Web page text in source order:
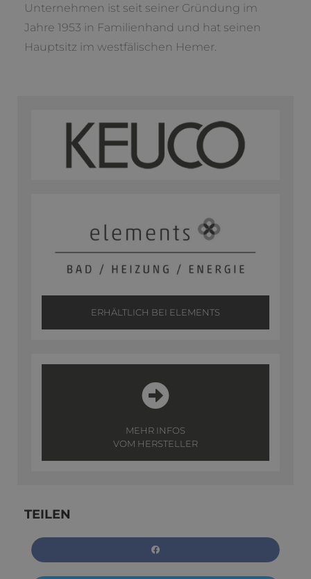
Unternehmen ist seit seiner Gründung im
Jahre 1953 in Familienhand und hat seinen
Hauptsitz im westfälischen Hemer.
ERHÄLTLICH BEI ELEMENTS
MEHR INFOS
VOM HERSTELLER
TEILEN